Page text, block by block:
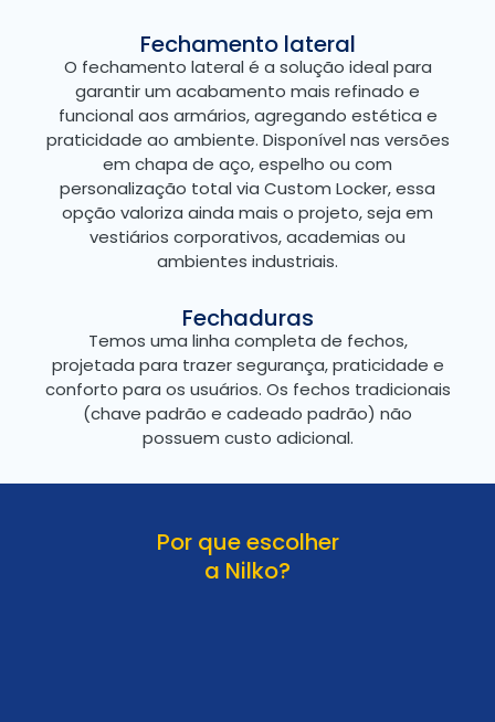
Fechamento lateral
O fechamento lateral é a solução ideal para
garantir um acabamento mais refinado e
funcional aos armários, agregando estética e
praticidade ao ambiente. Disponível nas versões
em chapa de aço, espelho ou com
personalização total via Custom Locker, essa
opção valoriza ainda mais o projeto, seja em
vestiários corporativos, academias ou
ambientes industriais.
Fechaduras
Temos uma linha completa de fechos,
projetada para trazer segurança, praticidade e
conforto para os usuários. Os fechos tradicionais
(chave padrão e cadeado padrão) não
possuem custo adicional.
Por que escolher
a Nilko?